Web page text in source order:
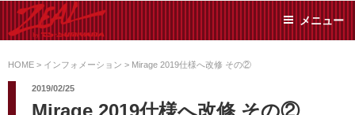
ン
ツSUMIYAMA
た日常メンテから各種チ
ューニングまで、車に関
メニュー
HOME > インフォメーション > Mirage 2019仕様へ改修 その②
2019/02/25
Mirage 2019仕様へ改修 その②